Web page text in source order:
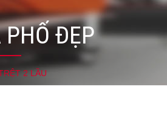
ĐẸP
2 LẦU